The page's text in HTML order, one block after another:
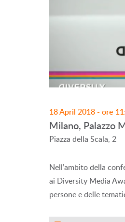
18 April 2018 - ore
Milano, Palazzo
Piazza della Scala, 2
Nell’ambito della
ai Diversity Media
persone e delle